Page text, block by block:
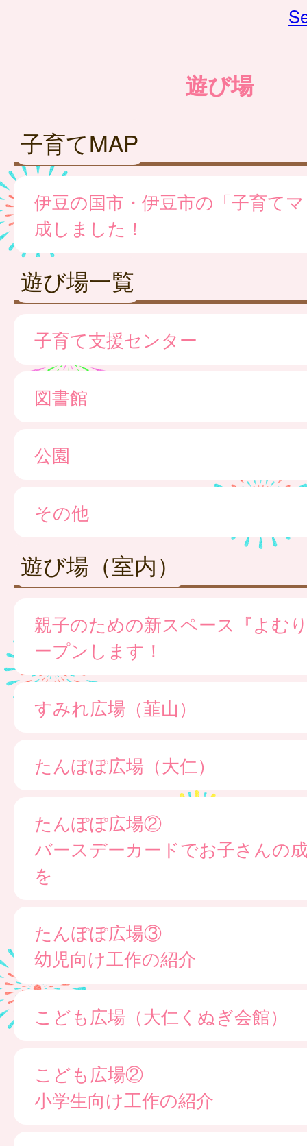
遊び場
子育てMAP
伊豆の国市・伊豆市の「子育て
成しました！
遊び場一覧
子育て支援センター
図書館
公園
その他
遊び場（室内）
親子のための新スペース『よむ
ープンします！
すみれ広場（韮山）
たんぽぽ広場（大仁）
たんぽぽ広場②
バースデーカードでお子さんの
を
たんぽぽ広場③
幼児向け工作の紹介
こども広場（大仁くぬぎ会館）
こども広場②
小学生向け工作の紹介